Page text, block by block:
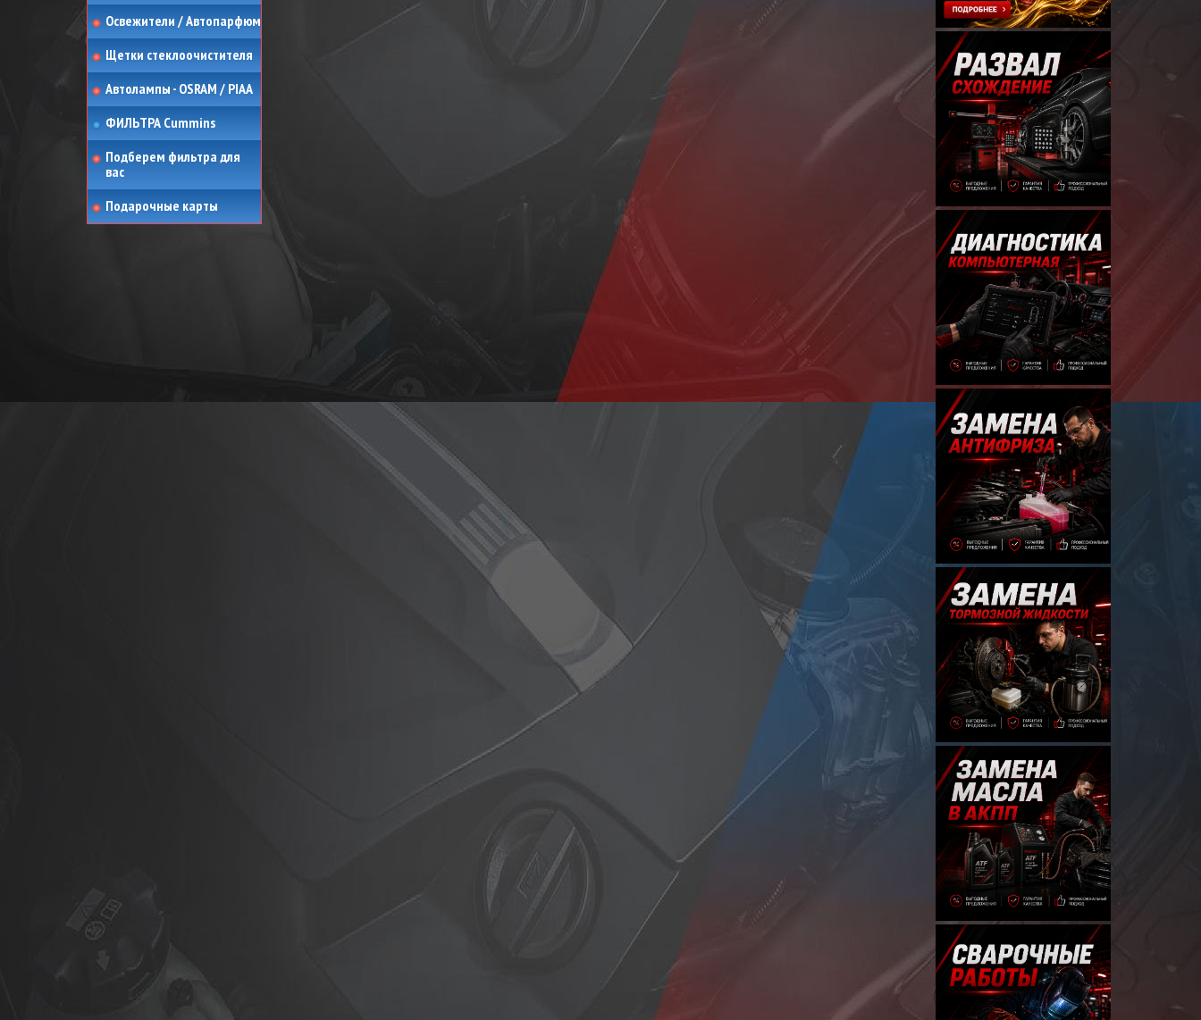
Освежители / Автопарфюм
Щетки стеклоочистителя
Автолампы - OSRAM / PIAA
ФИЛЬТРА Cummins
Подберем фильтра для
вас
Подарочные карты